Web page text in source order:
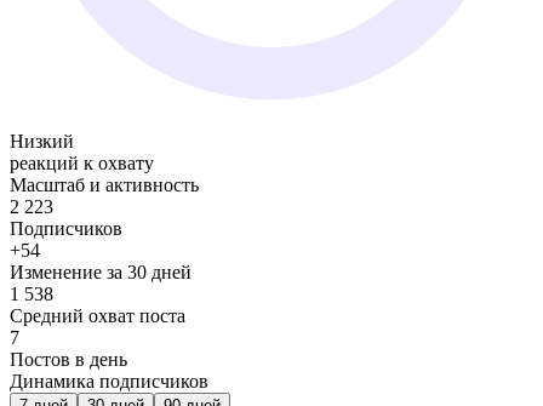
Низкий
реакций к охвату
Масштаб и активность
2 223
Подписчиков
+54
Изменение за 30 дней
1 538
Средний охват поста
7
Постов в день
Динамика подписчиков